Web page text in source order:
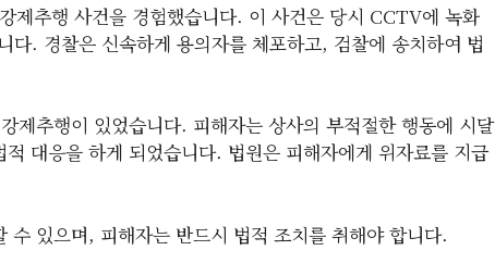
제추행 사건을 경험했습니다. 이 사건은 당시 CCTV에 녹화
다. 경찰은 신속하게 용의자를 체포하고, 검찰에 송치하여 법
제추행이 있었습니다. 피해자는 상사의 부적절한 행동에 시달
대응을 하게 되었습니다. 법원은 피해자에게 위자료를 지급
수 있으며, 피해자는 반드시 법적 조치를 취해야 합니다.